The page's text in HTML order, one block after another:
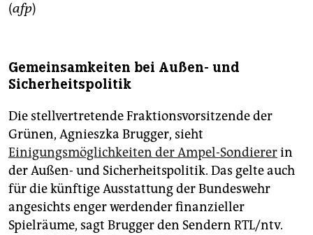
(afp)
Gemeinsamkeiten bei Außen- und
Sicherheitspolitik
Die stellvertretende Fraktionsvorsitzende der
Grünen, Agnieszka Brugger, sieht
Einigungsmöglichkeiten der Ampel-Sondiererin
der Außen- und Sicherheitspolitik. Das gelte auch
für die künftige Ausstattung der Bundeswehr
angesichts enger werdender finanzieller
Spielräume, sagt Brugger den Sendern RTL/ntv.